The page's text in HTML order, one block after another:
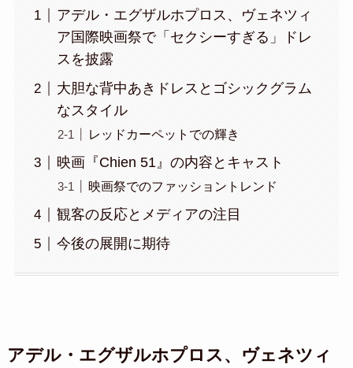
アデル・エグザルホプロス、ヴェネツィ
ア国際映画祭で「セクシーすぎる」ドレ
スを披露
大胆な背中あきドレスとゴシックグラム
なスタイル
レッドカーペットでの輝き
映画『Chien 51』の内容とキャスト
映画祭でのファッショントレンド
観客の反応とメディアの注目
今後の展開に期待
アデル・エグザルホプロス、ヴェネツィ